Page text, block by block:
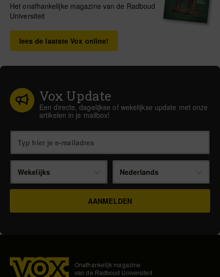
Het onafhankelijke magazine van de Radboud
Universiteit
lees de laatste Vox online!
Vox Update
Een directe, dagelijkse of wekelijkse update met onze
artikelen in je mailbox!
Wekelijks Nederlands
Onafhankelijk magazine
van de Radboud Universiteit